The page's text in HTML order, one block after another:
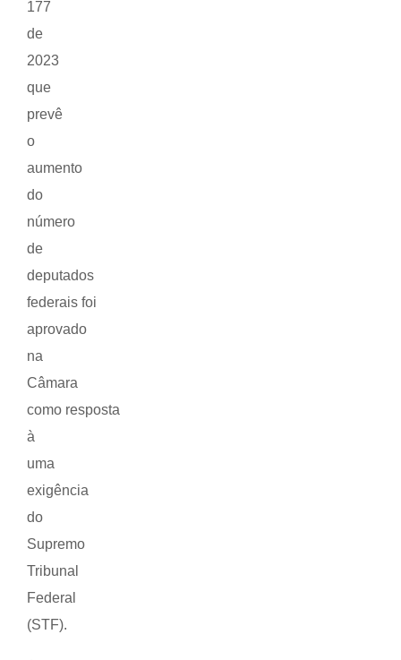
177
de
2023
que
prevê
o
aumento
do
número
de
deputados
federais foi
aprovado
na
Câmara
como resposta
à
uma
exigência
do
Supremo
Tribunal
Federal
(STF).